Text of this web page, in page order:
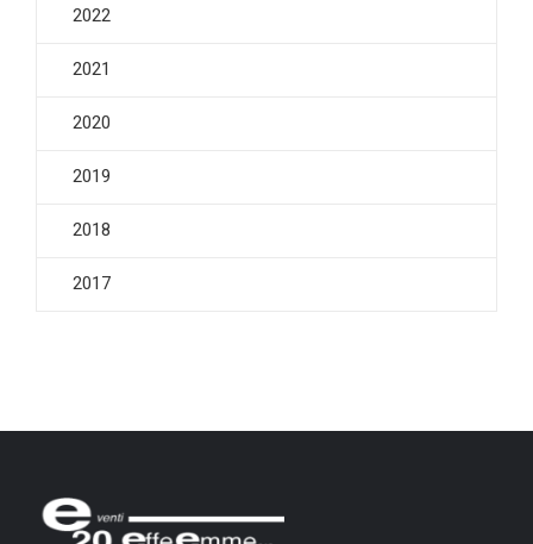
2022
2021
2020
2019
2018
2017